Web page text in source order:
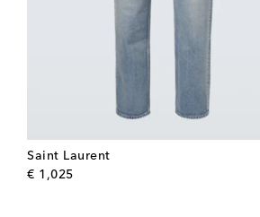
Saint Laurent
€ 1,025original price